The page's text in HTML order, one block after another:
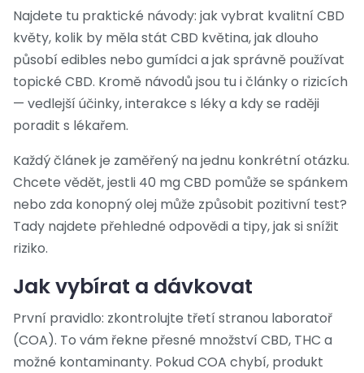
Najdete tu praktické návody: jak vybrat kvalitní CBD
květy, kolik by měla stát CBD květina, jak dlouho
působí edibles nebo gumídci a jak správně používat
topické CBD. Kromě návodů jsou tu i články o rizicích
— vedlejší účinky, interakce s léky a kdy se raději
poradit s lékařem.
Každý článek je zaměřený na jednu konkrétní otázku.
Chcete vědět, jestli 40 mg CBD pomůže se spánkem
nebo zda konopný olej může způsobit pozitivní test?
Tady najdete přehledné odpovědi a tipy, jak si snížit
riziko.
Jak vybírat a dávkovat
První pravidlo: zkontrolujte třetí stranou laboratoř
(COA). To vám řekne přesné množství CBD, THC a
možné kontaminanty. Pokud COA chybí, produkt